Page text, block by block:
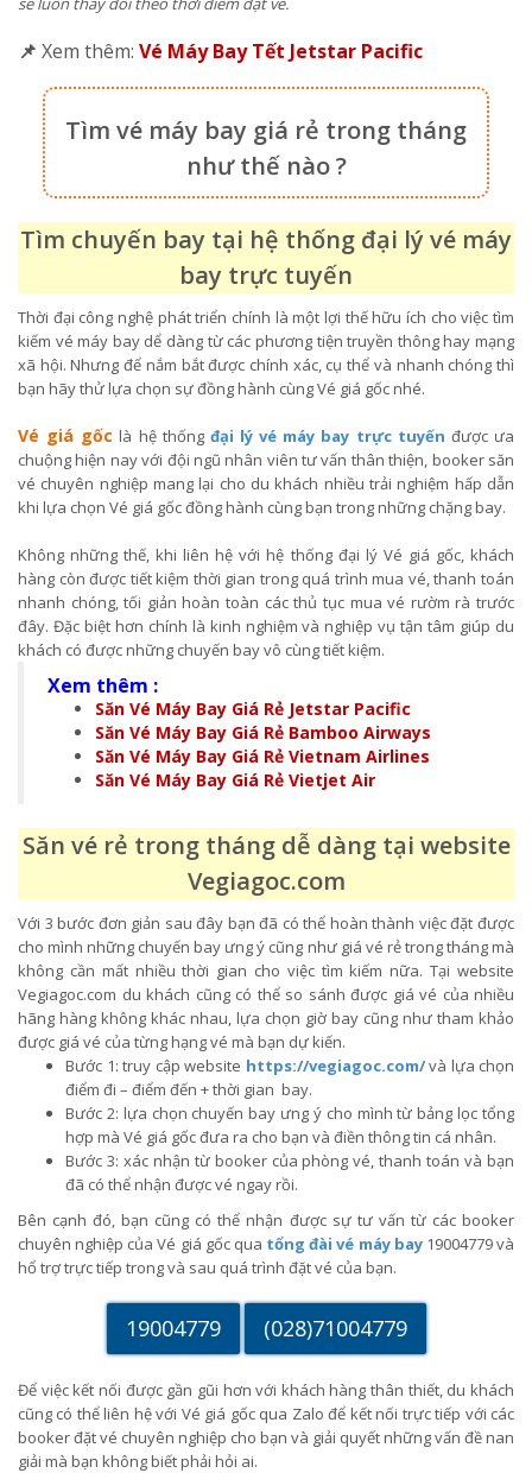
📌 Xem thêm: Vé Máy Bay Tết Jetstar Pacific
Tìm vé máy bay giá rẻ trong tháng
như thế nào ?
Tìm chuyến bay tại hệ thống đại lý vé máy
bay trực tuyến
Thời đại công nghệ phát triển chính là một lợi thế hữu ích cho việc tìm
kiếm vé máy bay dể dàng từ các phương tiện truyền thông hay mạng
xã hội. Nhưng để nắm bắt được chính xác, cụ thể và nhanh chóng thì
bạn hãy thử lựa chọn sự đồng hành cùng Vé giá gốc nhé.
Vé giá gốc là hệ thống đại lý vé máy bay trực tuyến được ưa
chuộng hiện nay với đội ngũ nhân viên tư vấn thân thiện, booker săn
vé chuyên nghiệp mang lại cho du khách nhiều trải nghiệm hấp dẫn
khi lựa chọn Vé giá gốc đồng hành cùng bạn trong những chặng bay.
Không những thế, khi liên hệ với hệ thống đại lý Vé giá gốc, khách
hàng còn được tiết kiệm thời gian trong quá trình mua vé, thanh toán
nhanh chóng, tối giản hoàn toàn các thủ tục mua vé rườm rà trước
đây. Đặc biệt hơn chính là kinh nghiệm và nghiệp vụ tận tâm giúp du
khách có được những chuyến bay vô cùng tiết kiệm.
Xem thêm :
Săn Vé Máy Bay Giá Rẻ Jetstar Pacific
Săn Vé Máy Bay Giá Rẻ Bamboo Airways
Săn Vé Máy Bay Giá Rẻ Vietnam Airlines
Săn Vé Máy Bay Giá Rẻ Vietjet Air
Săn vé rẻ trong tháng dễ dàng tại website
Vegiagoc.com
Với 3 bước đơn giản sau đây bạn đã có thể hoàn thành việc đặt được
cho mình những chuyến bay ưng ý cũng như giá vé rẻ trong tháng mà
không cần mất nhiều thời gian cho việc tìm kiếm nữa. Tại website
Vegiagoc.com du khách cũng có thể so sánh được giá vé của nhiều
hãng hàng không khác nhau, lựa chọn giờ bay cũng như tham khảo
được giá vé của từng hạng vé mà bạn dự kiến.
Bước 1: truy cập website https://vegiagoc.com/và lựa chọn
điểm đi – điểm đến + thời gian bay.
Bước 2: lựa chọn chuyến bay ưng ý cho mình từ bảng lọc tổng
hợp mà Vé giá gốc đưa ra cho bạn và điền thông tin cá nhân.
Bước 3: xác nhận từ booker của phòng vé, thanh toán và bạn
đã có thể nhận được vé ngay rồi.
Bên cạnh đó, bạn cũng có thể nhận được sự tư vấn từ các booker
chuyên nghiệp của Vé giá gốc qua tổng đài vé máy bay19004779 và
hổ trợ trực tiếp trong và sau quá trình đặt vé của bạn.
19004779 (028)71004779
Để việc kết nối được gần gũi hơn với khách hàng thân thiết, du khách
cũng có thể liên hệ với Vé giá gốc qua Zalo để kết nối trực tiếp với các
booker đặt vé chuyên nghiệp cho bạn và giải quyết những vấn đề nan
giải mà bạn không biết phải hỏi ai.